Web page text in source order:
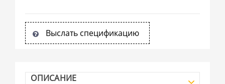
Выслать спецификацию
ОПИСАНИЕ